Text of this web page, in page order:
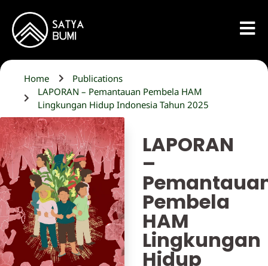
Home
Publications
LAPORAN – Pemantauan Pembela HAM
Lingkungan Hidup Indonesia Tahun 2025
LAPORAN
–
Pembela
HAM
Lingkungan
Hidup